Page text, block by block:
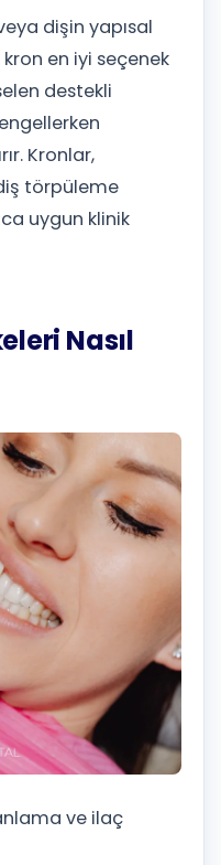
dişin yapısal
en iyi seçenek
destekli
Kronlar,
törpüleme
uygun klinik
Nasıl
ve ilaç